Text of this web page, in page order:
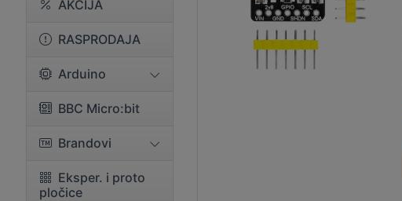
AKCIJA
RASPRODAJA
Arduino
BBC Micro:bit
Brandovi
Eksper. i proto
pločice